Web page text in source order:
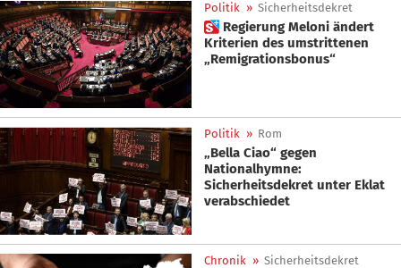
Politik » Sicherheitsdekret
 Regierung Meloni ändert
Kriterien des umstrittenen
„Remigrationsbonus“
Politik » Rom
„Bella Ciao“ gegen
Nationalhymne:
Sicherheitsdekret unter Eklat
verabschiedet
Chronik » Sicherheitsdekret